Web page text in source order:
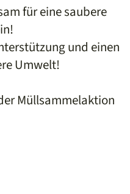
für eine saubere
und einen
Umwelt!
Müllsammelaktion